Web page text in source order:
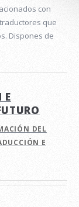
con
que
Dispones de
E
DEL
E